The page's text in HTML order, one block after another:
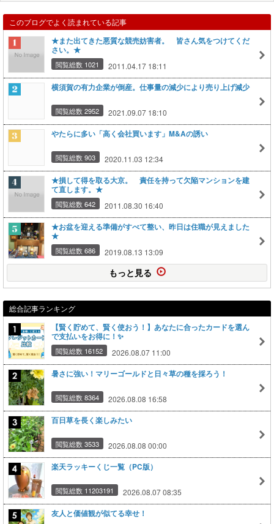
このブログでよく読まれている記事
★また出てきた悪質な競売妨害者。 皆さん気をつけてくだ
さい。★
閲覧総数 1021 2011.04.17 18:11
横須賀の有力企業が倒産。仕事量の減少により売り上げ減少
閲覧総数 2952 2021.09.07 18:10
やたらに多い「高く会社買います」M&Aの誘い
閲覧総数 903 2020.11.03 12:34
★損して得を取る大京。 責任を持って欠陥マンションを建
て直します。★
閲覧総数 642 2011.08.30 16:40
★お盆を迎える準備がすべて整い、昨日は住職が見えました
★
閲覧総数 686 2019.08.13 13:09
もっと見る
総合記事ランキング
【賢く貯めて、賢く使おう！】あなたに合ったカードを選ん
で支払いをお得に！✨
閲覧総数 16152 2026.08.07 11:00
暑さに強い！マリーゴールドと日々草の種を採ろう！
閲覧総数 8364 2026.08.08 16:58
百日草を長く楽しみたい
閲覧総数 3533 2026.08.08 00:00
楽天ラッキーくじ一覧（PC版）
閲覧総数 11203191 2026.08.07 08:35
友人と価値観が似てる幸せ！